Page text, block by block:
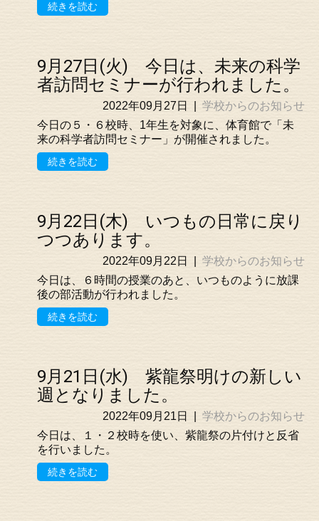
続きを読む
9月27日(火) 今日は、未来の科学
者訪問セミナーが行われました。
2022年09月27日
学校からのお知らせ
今日の５・６校時、1年生を対象に、体育館で「未
来の科学者訪問セミナー」が開催されました。
続きを読む
9月22日(木) いつもの日常に戻り
つつあります。
2022年09月22日
学校からのお知らせ
今日は、６時間の授業のあと、いつものように放課
後の部活動が行われました。
続きを読む
9月21日(水) 紫龍祭明けの新しい
週となりました。
2022年09月21日
学校からのお知らせ
今日は、１・２校時を使い、紫龍祭の片付けと反省
を行いました。
続きを読む